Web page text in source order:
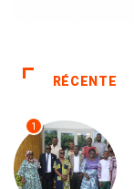
RÉCENTE
1